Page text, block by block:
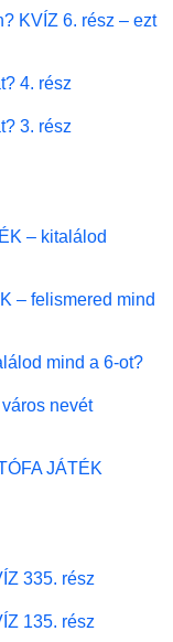
KVÍZ 6. rész – ezt
4. rész
3. rész
– kitalálod
– felismered mind
mind a 6-ot?
nevét
JÁTÉK
335. rész
135. rész